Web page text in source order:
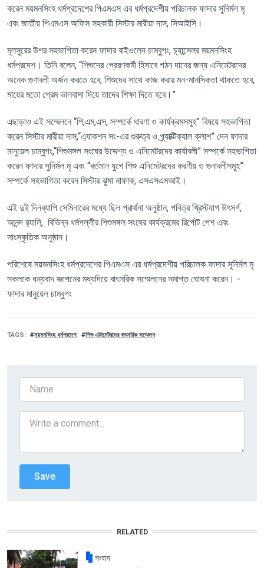
করেন ময়মনসিংহ ধর্মপ্রদেশের পিএমএস এর ধর্মপ্রদেশীয় পরিচালক ফাদার সুনির্মল মৃ
এবং জাতীয় পিএমএস অফিস সহকারী সিস্টার মারীয়া দাস, সিআইসি।
মূলসুরের উপর সহভাগিতা করেন ফাদার বাইওলেন চাম্বুগং,চ্যান্সেলর ময়মনসিংহ
ধর্মপ্রদেশ। তিনি বলেন, “শিশুদের প্রেরণকর্মী হিসাবে গঠন দানের জন্য এনিমেটরদের
অনেক গুণাবলী অর্জন করতে হবে, শিশুদের সাথে কাজ করার মন-মানসিকতা থাকতে হবে,
মায়ের মতো প্রেম ভালবাসা দিয়ে তাদের শিক্ষা দিতে হবে।”
এছাড়াও এই সম্মেলনে “পি,এম,এস, সম্পর্কে ধারণা ও কার্যক্রমসমূহ” বিষয়ে সহভাগিতা
করেন সিস্টার মারীয়া দাস,“এ্যাকশন সং-এর গুরুত্ব ও প্র্যাক্টিক্যাল ক্লাশ” দেন ফাদার
মানুয়েল চাম্বুগং,“শিশুমঙ্গল সংঘের উদ্দেশ্য ও এনিমেটরদের কার্যাবলী” সম্পর্কে সহভাগিতা
করেন ফাদার সুনির্মল মৃ এবং “বর্তমান যুগে শিশু এনিমেটরদের করণীয় ও গুনাবলীসমূহ”
সম্পর্কে সহভাগিতা করেন সিস্টার ঝুমা নাফাক, এসএসএমআই।
এই দুই দিনব্যাপি সেমিনারের মধ্যে ছিল প্রার্থনা অনুষ্ঠান, পবিত্র খ্রিস্টযাগ উৎসর্গ,
আনন্দ র‌্যালি, বিভিন্ন ধর্মপল্লীর শিশুমঙ্গল সংঘের কার্যক্রমের রির্পোট পেশ এবং
সাংস্কৃতিক অনুষ্ঠান।
পরিশেষে ময়মনসিংহ ধর্মপ্রদেশের পিএমএস এর ধর্মপ্রদেশীয় পরিচালক ফাদার সুনির্মল মৃ
সকলকে ধন্যবাদ জ্ঞাপনের মধ্যদিয়ে বাৎসরিক সম্মেলনের সমাপ্ত ঘোষনা করেন। -
ফাদার মানুয়েল চাম্বুগং
TAGS ময়মনসিংহ ধর্মপ্রদেশ শিশু এনিমেটরদের বাৎসরিক সম্মেলন
RELATED
সংবাদ